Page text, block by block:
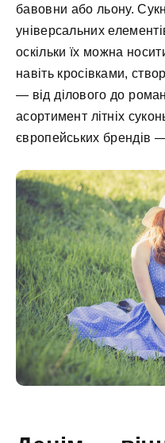
бавовни або льону.
універсальних
оскільки їх можна
навіть кросівками,
— від ділового до
асортимент літніх
європейських брендів